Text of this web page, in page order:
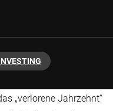
„verlorene Jahrzehnt“